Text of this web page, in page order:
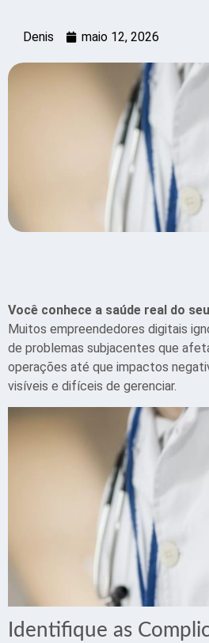
Denis maio 12, 2026
Você conhece a saúde real do seu
Muitos empreendedores digitais
de problemas subjacentes que
operações até que impactos
visíveis e difíceis de gerenciar.
Identifique as